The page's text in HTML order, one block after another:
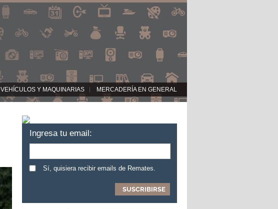
VEHÍCULOS Y MAQUINARIAS MERCADERÍA EN GENERAL
Ingresa tu email:
Sí, quisiera recibir emails de Remates.